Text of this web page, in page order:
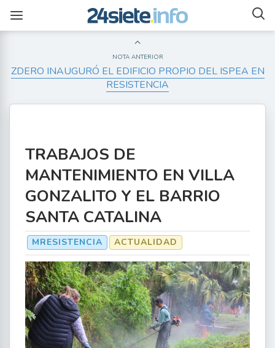
NOTA ANTERIOR
ZDERO INAUGURÓ EL EDIFICIO PROPIO DEL ISPEA EN
RESISTENCIA
TRABAJOS DE
MANTENIMIENTO EN VILLA
GONZALITO Y EL BARRIO
SANTA CATALINA
MRESISTENCIA ACTUALIDAD